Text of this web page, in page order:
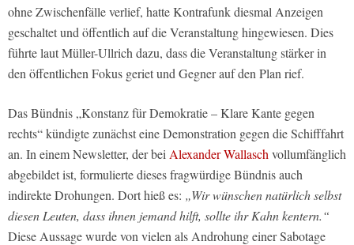
ohne Zwischenfälle verlief, hatte Kontrafunk diesmal Anzeigen
geschaltet und öffentlich auf die Veranstaltung hingewiesen. Dies
führte laut Müller-Ullrich dazu, dass die Veranstaltung stärker in
den öffentlichen Fokus geriet und Gegner auf den Plan rief.
Das Bündnis „Konstanz für Demokratie – Klare Kante gegen
rechts“ kündigte zunächst eine Demonstration gegen die Schifffahrt
an. In einem Newsletter, der bei Alexander Wallasch vollumfänglich
abgebildet ist, formulierte dieses fragwürdige Bündnis auch
indirekte Drohungen. Dort hieß es: „Wir wünschen natürlich selbst
diesen Leuten, dass ihnen jemand hilft, sollte ihr Kahn kentern.“
Diese Aussage wurde von vielen als Androhung einer Sabotage